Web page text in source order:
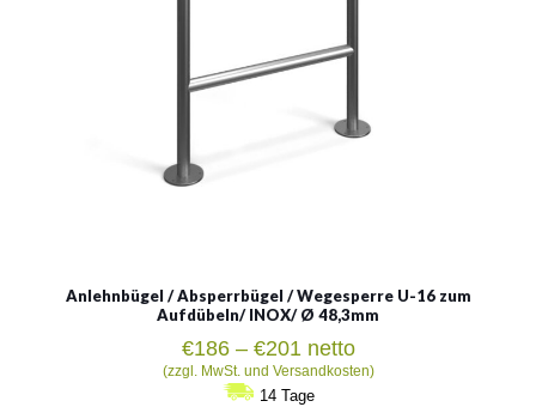
Siehe mehr
Anlehnbügel / Absperrbügel / Wegesperre U-16 zum
Aufdübeln/ INOX/ Ø 48,3mm
€186 – €201Preisspanne:
€186
bis
netto
(zzgl. MwSt. und Versandkosten)
14 Tage